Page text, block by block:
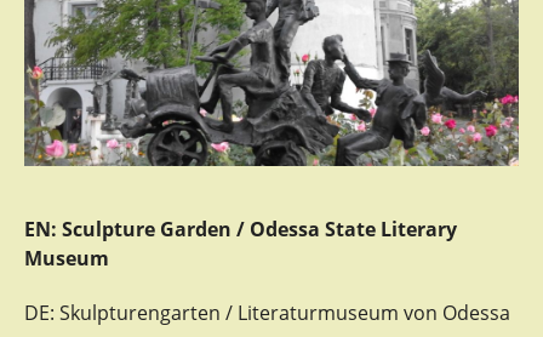
EN: Sculpture Garden / Odessa State Literary
Museum
DE: Skulpturengarten / Literaturmuseum von Odessa